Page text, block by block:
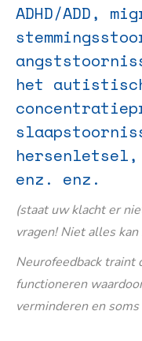
ADHD/ADD,
het
enz. enz.
(staat uw klacht er
vragen! Niet alles
Neurofeedback traint
functioneren
verminderen en